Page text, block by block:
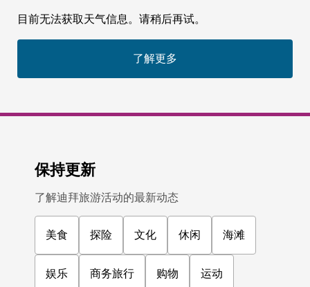
目前无法获取天气信息。请稍后再试。
了解更多
保持更新
了解迪拜旅游活动的最新动态
美食 探险 文化 休闲 海滩
娱乐 商务旅行 购物 运动